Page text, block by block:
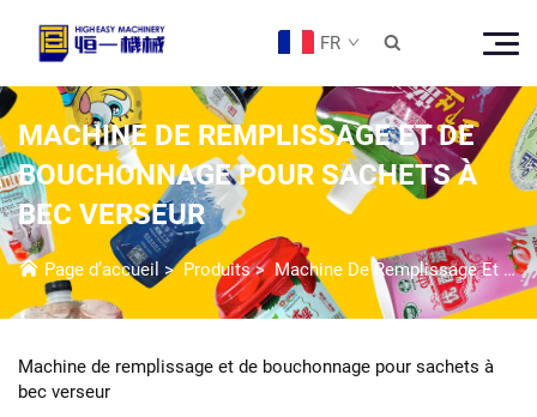
FR 
MACHINE DE REMPLISSAGE ET DE
BOUCHONNAGE POUR SACHETS À
BEC VERSEUR
Page d’accueil>Produits>Machine De Remplissage Et Bouchage
Machine de remplissage et de bouchonnage pour sachets à
bec verseur